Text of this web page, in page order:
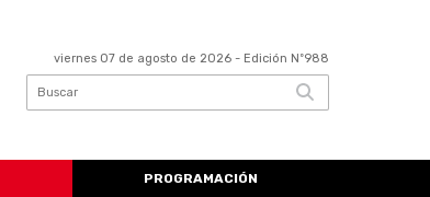
viernes 07 de agosto de 2026 - Edición Nº988
PROGRAMACIÓN